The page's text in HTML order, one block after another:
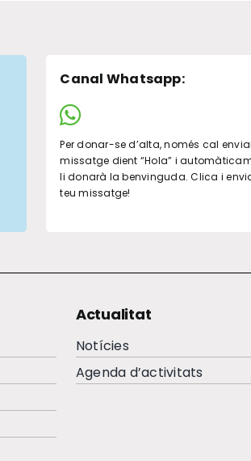
Canal Whatsapp:
Per donar-se d’alta, només cal
missatge dient “Hola” i
li donarà la benvinguda. Clica i
teu missatge!
Actualitat
Notícies
Agenda d’activitats